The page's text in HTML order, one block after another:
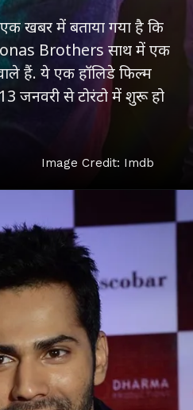
एक खबर में बताया गया है कि
Jonas Brothers साथ में एक
हैं. ये एक हॉलिडे फिल्म
जनवरी से टोरंटो में शुरू हो
Image Credit: Imdb